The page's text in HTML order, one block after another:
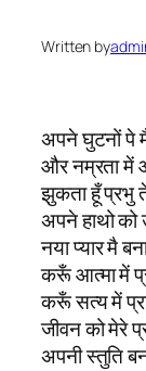
Written by
अपने घुटनों
और नम्रता
झुकता हूँ प्रभु
अपने हाथो को
नया प्यार मै
करूँ आत्मा में
करूँ सत्य में
जीवन को मेरे
अपनी स्तुति